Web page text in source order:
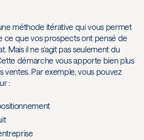
méthode itérative qui vous permet
ce que vos prospects ont pensé de
Mais il ne s’agit pas seulement du
démarche vous apporte bien plus
ventes. Par exemple, vous pouvez
: